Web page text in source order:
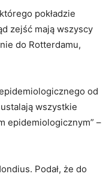
pokładzie
zejść mają wszyscy
do Rotterdamu,
od
wszystkie
epidemiologicznym” –
Podał, że do